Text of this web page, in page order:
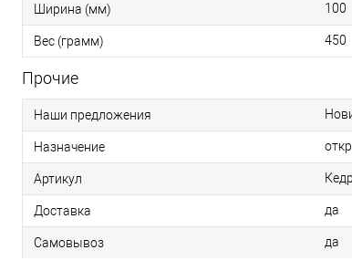
Ширина (мм) 100
Вес (грамм) 450
Прочие
Наши предложения
Назначение
Артикул
Доставка да
Самовывоз да